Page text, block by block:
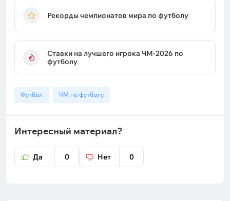
Рекорды чемпионатов мира по футболу
Ставки на лучшего игрока ЧМ-2026 по
футболу
Футбол ЧМ по футболу
Интересный материал?
Да 0 Нет 0